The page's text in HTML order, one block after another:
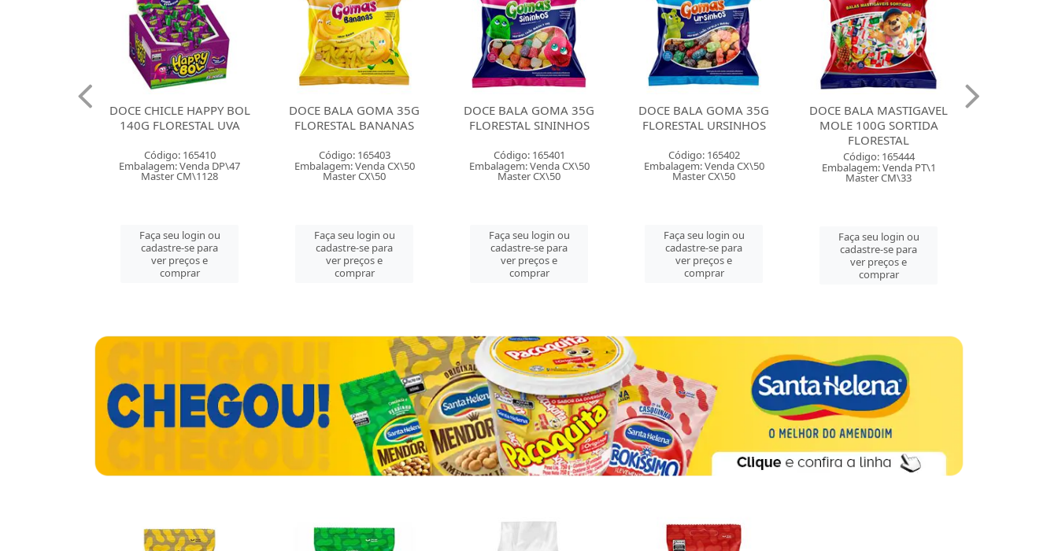
HAPPY BOL
DOCE BALA GOMA 35G
FLORESTAL BANANAS
Código: 165403
Embalagem: Venda CX\50
Master CX\50
Faça seu login ou
cadastre-se para
ver preços e
comprar
DOCE BALA GOMA 35G
FLORESTAL SININHOS
Código: 165401
Embalagem: Venda CX\50
Master CX\50
Faça seu login ou
cadastre-se para
ver preços e
comprar
DOCE BALA GOMA 35G
FLORESTAL URSINHOS
Código: 165402
Embalagem: Venda CX\50
Master CX\50
Faça seu login ou
cadastre-se para
ver preços e
comprar
DOCE BALA MASTIGAVEL
MOLE 100G SORTIDA
Código: 165444
Embalagem: Venda PT\1
Master CM\33
Faça seu login ou
cadastre-se para
ver preços e
comprar
DOCE BALA MASTIGAVEL
ZOLLE 100G FRAMBOESA
FLORESTAL
Código: 165443
Embalagem: Venda PT\1
Master CM\33
Faça seu login ou
cadastre-se para
ver preços e
comprar